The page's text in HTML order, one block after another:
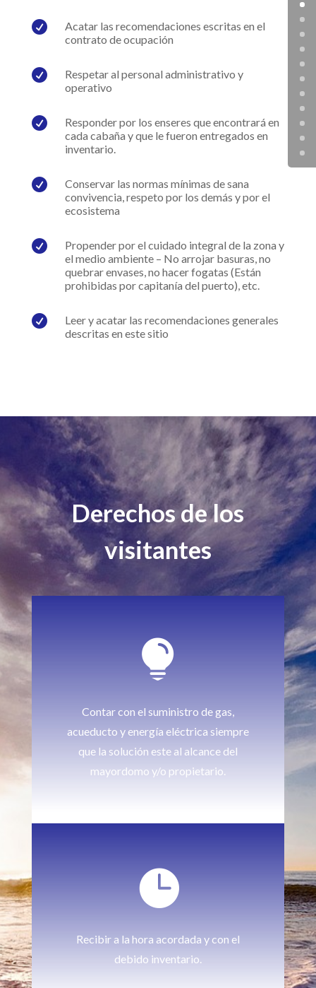

Acatar las recomendaciones escritas en el
contrato de ocupación

Respetar al personal administrativo y
operativo

Responder por los enseres que encontrará en
cada cabaña y que le fueron entregados en
inventario.

Conservar las normas mínimas de sana
convivencia, respeto por los demás y por el
ecosistema

Propender por el cuidado integral de la zona y
el medio ambiente – No arrojar basuras, no
quebrar envases, no hacer fogatas (Están
prohibidas por capitanía del puerto), etc.

Leer y acatar las recomendaciones generales
descritas en este sitio
Derechos de los
visitantes

Contar con el suministro de gas,
acueducto y energía eléctrica siempre
que la solución este al alcance del
mayordomo y/o propietario.

Recibir a la hora acordada y con el
debido inventario.